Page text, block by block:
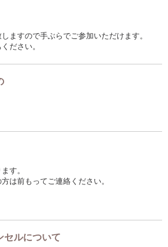
ますので手ぶらでご参加いただけます。
ださい。
す。
は前もってご連絡ください。
セルについて